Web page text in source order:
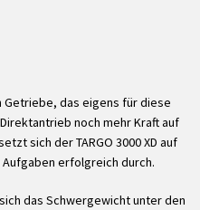
das eigens für diese
noch mehr Kraft auf
sich der TARGO 3000 XD auf
erfolgreich durch.
das Schwergewicht unter den